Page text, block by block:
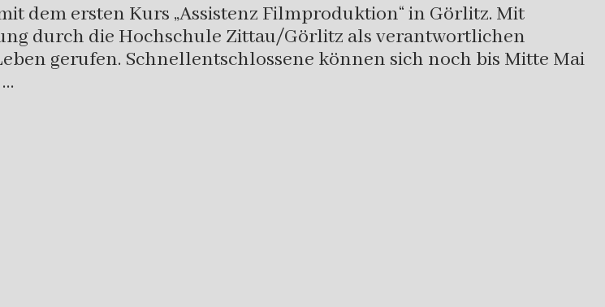
dem ersten Kurs „Assistenz Filmproduktion“ in Görlitz. Mit
durch die Hochschule Zittau/Görlitz als verantwortlichen
gerufen. Schnellentschlossene können sich noch bis Mitte Mai